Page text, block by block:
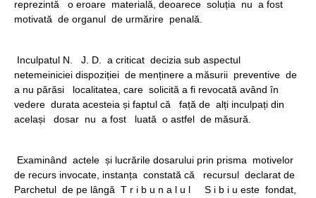
reprezintă o eroare materială, deoarece soluția nu a fost
motivată de organul de urmărire penală.
Inculpatul N. J. D. a criticat decizia sub aspectul
netemeiniciei dispoziției de menținere a măsurii preventive de
a nu părăsi localitatea, care solicită a fi revocată având în
vedere durata acesteia și faptul că față de alți inculpați din
același dosar nu a fost luată o astfel de măsură.
Examinând actele și lucrările dosarului prin prisma motivelor
de recurs invocate, instanța constată că recursul declarat de
Parchetul de pe lângă T r i b u n a l u l S i b i u este fondat,